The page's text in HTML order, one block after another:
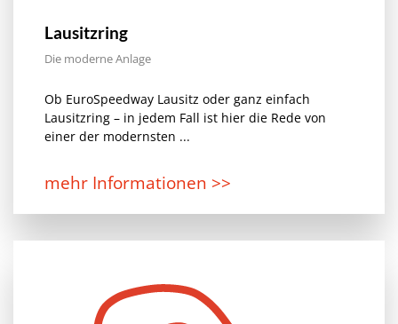
Lausitzring
Die moderne Anlage
Ob EuroSpeedway Lausitz oder ganz einfach
Lausitzring – in jedem Fall ist hier die Rede von
einer der modernsten ...
mehr Informationen >>